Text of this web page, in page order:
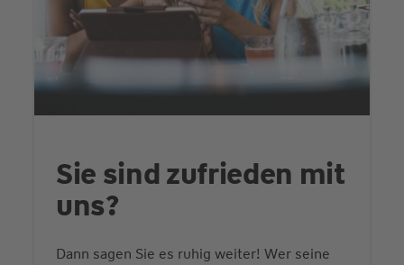
Sie sind zufrieden mit
uns?
Dann sagen Sie es ruhig weiter! Wer seine